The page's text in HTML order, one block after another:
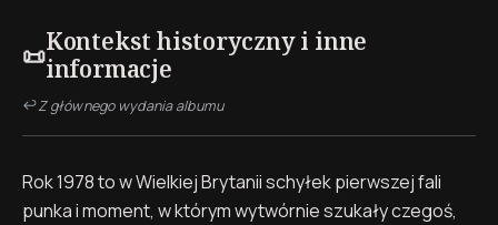
📜Kontekst historyczny i inne
informacje
↩Z głównego wydania albumu
Rok 1978 to w Wielkiej Brytanii schyłek pierwszej fali
punka i moment, w którym wytwórnie szukały czegoś,